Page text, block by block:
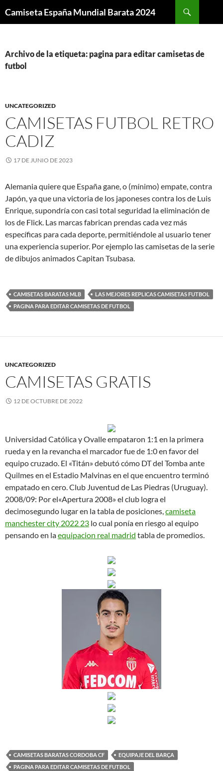
Camiseta España Mundial Barata 2024
Archivo de la etiqueta: pagina para editar camisetas de
futbol
UNCATEGORIZED
CAMISETAS FUTBOL RETRO
CADIZ
17 DE JUNIO DE 2023
Alemania quiere que España gane, o (mínimo) empate, contra
Japón, ya que una victoria de los japoneses contra los de Luis
Enrique, supondría con casi total seguridad la eliminación de
los de Flick. Las marcas fabrican prendas cada vez más
específicas para cada deporte, permitiéndole al usuario tener
una experiencia superior. Por ejemplo las camisetas de la serie
de dibujos animados Capitan Tsubasa.
CAMISETAS BARATAS MLB
LAS MEJORES REPLICAS CAMISETAS FUTBOL
PAGINA PARA EDITAR CAMISETAS DE FUTBOL
UNCATEGORIZED
CAMISETAS GRATIS
12 DE OCTUBRE DE 2022
Universidad Católica y Ovalle empataron 1:1 en la primera
rueda y en la revancha el marcador fue de 1:0 en favor del
equipo cruzado. El «Titán» debutó cómo DT del Tomba ante
Quilmes en el Estadio Malvinas en el que encuentro terminó
empatado en cero. Club Juventud de Las Piedras (Uruguay).
2008/09: Por el«Apertura 2008» el club logra el
decimosegundo lugar en la tabla de posiciones,camiseta
manchester city 2022 23 lo cual ponía en riesgo al equipo
pensando en laequipacion real madrid tabla de promedios.
CAMISETAS BARATAS CORDOBA CF
EQUIPAJE DEL BARÇA
PAGINA PARA EDITAR CAMISETAS DE FUTBOL